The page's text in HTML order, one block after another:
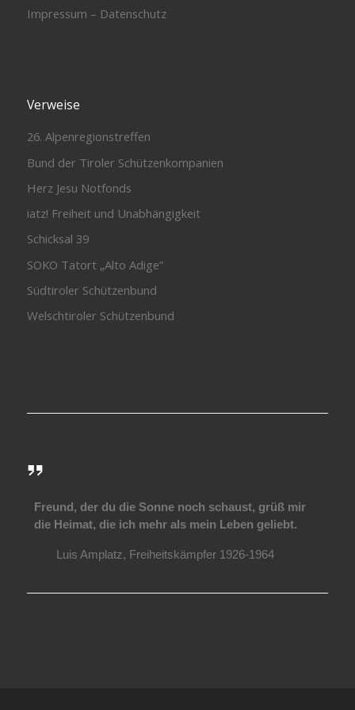
Impressum – Datenschutz
Verweise
26. Alpenregionstreffen
Bund der Tiroler Schützenkompanien
Herz Jesu Notfonds
iatz! Freiheit und Unabhängigkeit
Schicksal 39
SOKO Tatort „Alto Adige“
Südtiroler Schützenbund
Welschtiroler Schützenbund
Freund, der du die Sonne noch schaust, grüß mir
die Heimat, die ich mehr als mein Leben geliebt.
Luis Amplatz, Freiheitskämpfer 1926-1964